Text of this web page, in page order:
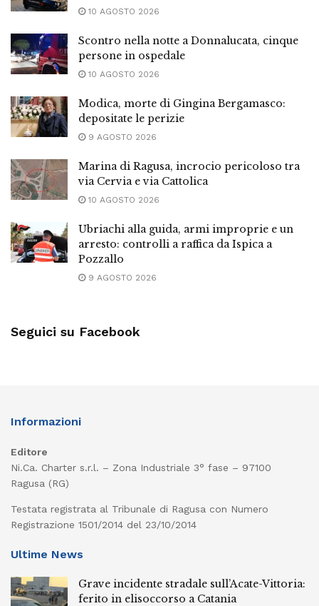
10 AGOSTO 2026
Scontro nella notte a Donnalucata, cinque
persone in ospedale
10 AGOSTO 2026
Modica, morte di Gingina Bergamasco:
depositate le perizie
9 AGOSTO 2026
Marina di Ragusa, incrocio pericoloso tra
via Cervia e via Cattolica
10 AGOSTO 2026
Ubriachi alla guida, armi improprie e un
arresto: controlli a raffica da Ispica a
Pozzallo
9 AGOSTO 2026
Seguici su Facebook
Informazioni
Editore
Ni.Ca. Charter s.r.l. – Zona Industriale 3° fase – 97100
Ragusa (RG)
Testata registrata al Tribunale di Ragusa con Numero
Registrazione 1501/2014 del 23/10/2014
Ultime News
Grave incidente stradale sull’Acate-Vittoria:
ferito in elisoccorso a Catania